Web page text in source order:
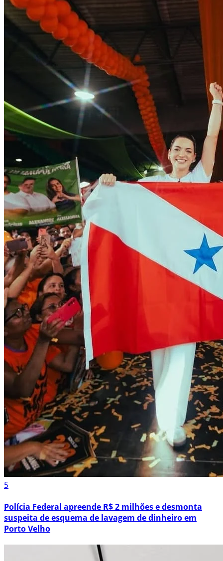
5
Polícia Federal apreende R$ 2 milhões e desmonta
suspeita de esquema de lavagem de dinheiro em
Porto Velho